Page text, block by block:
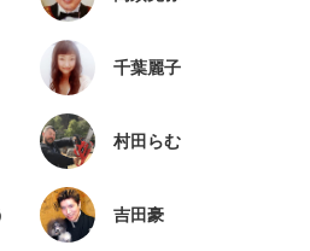
千葉麗子
村田らむ
吉田豪